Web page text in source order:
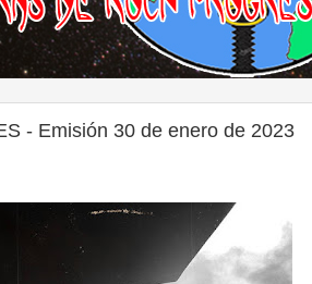
- Emisión 30 de enero de 2023